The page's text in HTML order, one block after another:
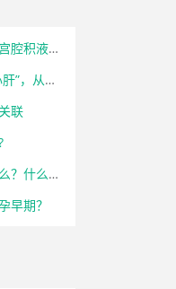
试管婴儿胚胎移植前，出现宫腔积液怎么办？
全国爱肝日：守护你的“小心肝”，从了解开始！
联
顺产和剖宫产的优缺点是什么？什么情况下必须选择剖宫产？
早期？